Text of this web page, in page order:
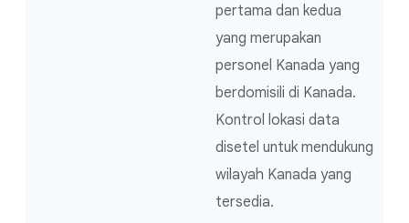
pertama dan kedua
yang merupakan
personel Kanada yang
berdomisili di Kanada.
Kontrol lokasi data
disetel untuk mendukung
wilayah Kanada yang
tersedia.